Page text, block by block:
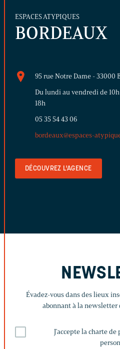
ESPACES ATYPIQUES
BORDEAUX
95 rue Notre Dame - 33000
Du lundi au vendredi de 10h
18h
05 35 54 43 06
bordeaux@espaces-
DÉCOUVREZ L'AGENCE
Évadez-vous dans des lieux
abonnant à la newsletter
J'accepte la charte